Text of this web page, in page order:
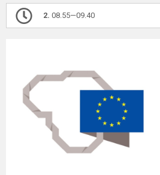
2. 08.55—09.40